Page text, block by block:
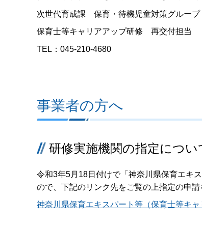
次世代育成課 保育・待機児童対策グループ
保育士等キャリアアップ研修 再交付担当
TEL：045-210-4680
事業者の方へ
研修実施機関の指定につい
令和3年5月18日付けで「神奈川県保育エキ
ので、下記のリンク先をご覧の上指定の申
神奈川県保育エキスパート等（保育士等キ